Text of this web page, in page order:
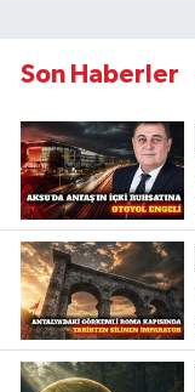
Son Haberler